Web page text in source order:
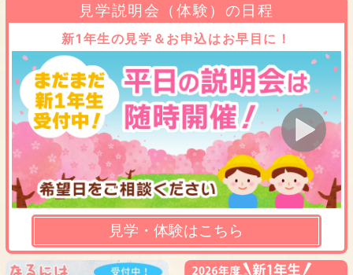
見学説明会（体験）の日程
新1年生の見学＆お申込はお早目に！
見学・体験はこちら